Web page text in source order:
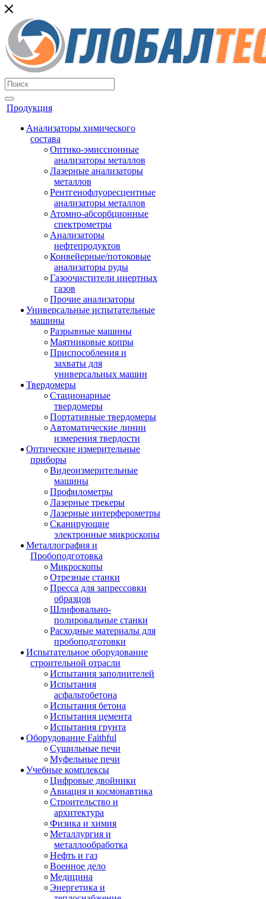
Продукция
Анализаторы химического
состава
Оптико-эмиссионные
анализаторы металлов
Лазерные анализаторы
металлов
Рентгенофлуоресцентные
анализаторы металлов
Атомно-абсорбционные
спектрометры
Анализаторы
нефтепродуктов
Конвейерные/потоковые
анализаторы руды
Газоочистители инертных
газов
Прочие анализаторы
Универсальные испытательные
машины
Разрывные машины
Маятниковые копры
Приспособления и
захваты для
универсальных машин
Твердомеры
Стационарные
твердомеры
Портативные твердомеры
Автоматические линии
измерения твердости
Оптические измерительные
приборы
Видеоизмерительные
машины
Профилометры
Лазерные трекеры
Лазерные интерферометры
Сканирующие
электронные микроскопы
Металлография и
Пробоподготовка
Микроскопы
Отрезные станки
Пресса для запрессовки
образцов
Шлифовально-
полировальные станки
Расходные материалы для
пробоподготовки
Испытательное оборудование
строительной отрасли
Испытания заполнителей
Испытания
асфальтобетона
Испытания бетона
Испытания цемента
Испытания грунта
Оборудование Faithful
Сушильные печи
Муфельные печи
Учебные комплексы
Цифровые двойники
Авиация и космонавтика
Строительство и
архитектура
Физика и химия
Металлургия и
металлообработка
Нефть и газ
Военное дело
Медицина
Энергетика и